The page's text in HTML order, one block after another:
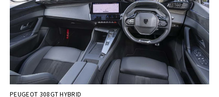
PEUGEOT 308GT HYBRID